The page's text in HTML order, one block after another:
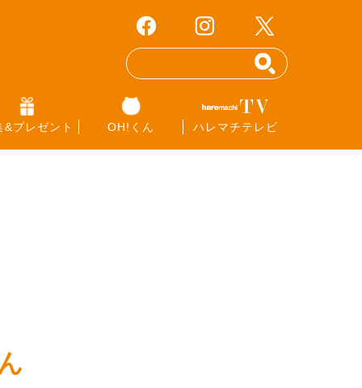
&プレゼント OH!くん ハレマチテレビ